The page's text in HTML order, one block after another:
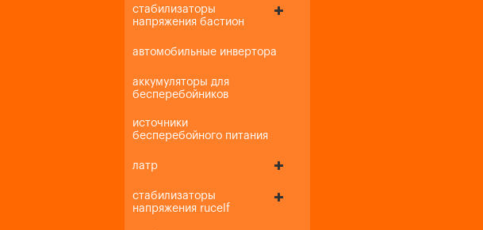
стабилизаторы
напряжения бастион
автомобильные инвертора
аккумуляторы для
бесперебойников
источники
бесперебойного питания
латр
стабилизаторы
напряжения rucelf